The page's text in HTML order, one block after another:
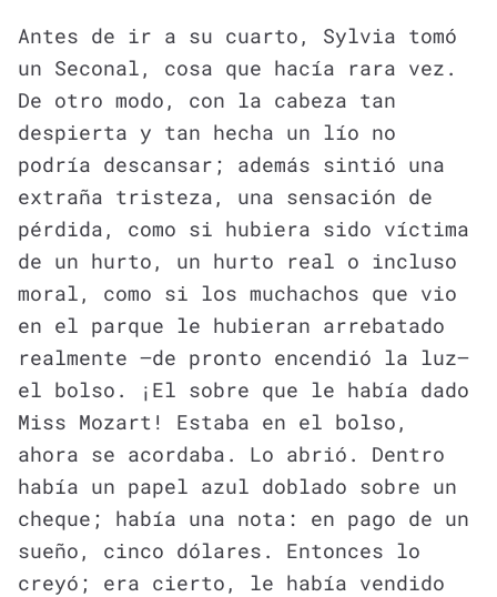
Antes de ir a su cuarto, Sylvia tomó
un Seconal, cosa que hacía rara vez.
De otro modo, con la cabeza tan
despierta y tan hecha un lío no
podría descansar; además sintió una
extraña tristeza, una sensación de
pérdida, como si hubiera sido víctima
de un hurto, un hurto real o incluso
moral, como si los muchachos que vio
en el parque le hubieran arrebatado
realmente —de pronto encendió la luz—
el bolso. ¡El sobre que le había dado
Miss Mozart! Estaba en el bolso,
ahora se acordaba. Lo abrió. Dentro
había un papel azul doblado sobre un
cheque; había una nota: en pago de un
sueño, cinco dólares. Entonces lo
creyó; era cierto, le había vendido